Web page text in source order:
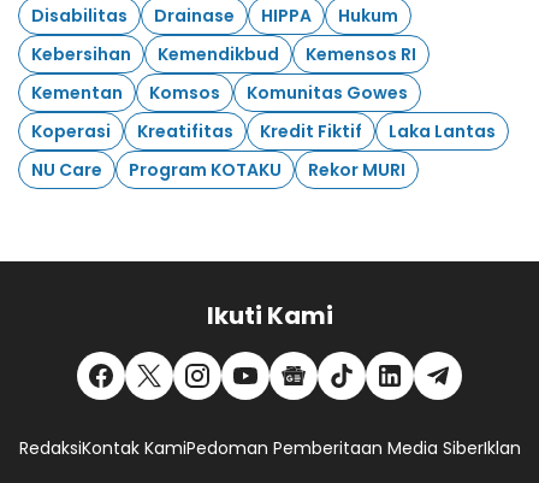
Disabilitas
Drainase HIPPA
Hukum
Kebersihan
Kemendikbud
Kemensos RI
Kementan
Komsos
Komunitas Gowes
Koperasi
Kreatifitas Kredit Fiktif
Laka Lantas
NU Care
Program KOTAKU Rekor MURI
Ikuti Kami
RedaksiKontak KamiPedoman Pemberitaan Media SiberIklan